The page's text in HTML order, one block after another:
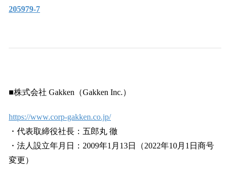
205979-7
■株式会社 Gakken（Gakken Inc.）
https://www.corp-gakken.co.jp/
・代表取締役社長：五郎丸 徹
・法人設立年月日：2009年1月13日（2022年10月1日商号
変更）